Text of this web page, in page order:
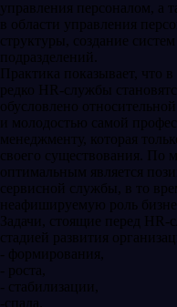
управления персоналом, а
в области управления
структуры, создание
подразделений.
Практика показывает, что
редко HR-службы
обусловлено
и молодостью самой
менеджменту, которая
своего существования. По
оптимальным является
сервисной службы, в то
неафишируемую роль
Задачи, стоящие перед
стадией развития
- формирования,
- роста,
- стабилизации,
-спада.